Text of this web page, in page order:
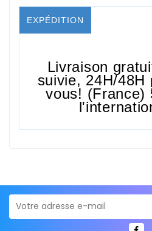
EXPÉDITION
Livraison
suivie, 24H/48H
vous! (France)